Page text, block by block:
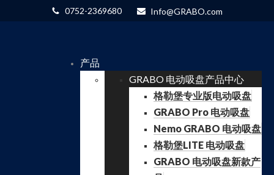
0752-2369680 Info@GRABO.com
产品
GRABO 电动吸盘产品中心
格勒堡专业版电动吸盘
GRABO Pro 电动吸盘
Nemo GRABO 电动吸盘
格勒堡LITE 电动吸盘
GRABO 电动吸盘新款产